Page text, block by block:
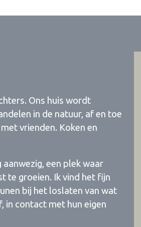
Ons huis wordt
in de natuur, af en toe
vrienden. Koken en
een plek waar
te groeien. Ik vind het fijn
bij het loslaten van wat
in contact met hun eigen